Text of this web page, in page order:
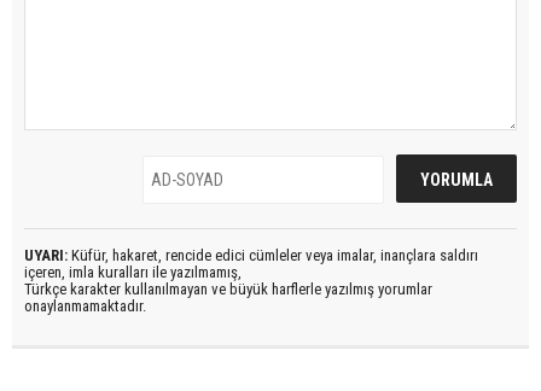
UYARI: Küfür, hakaret, rencide edici cümleler veya imalar, inançlara saldırı
içeren, imla kuralları ile yazılmamış,
Türkçe karakter kullanılmayan ve büyük harflerle yazılmış yorumlar
onaylanmamaktadır.